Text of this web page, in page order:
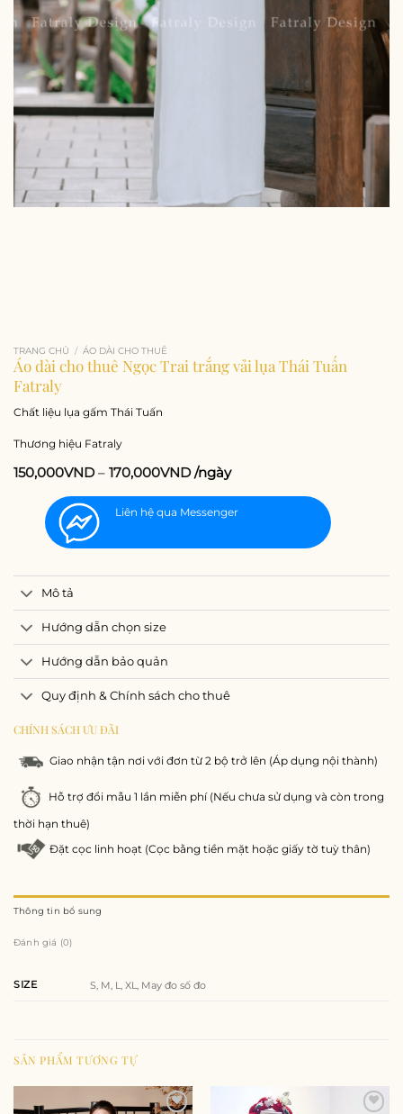
TRANG CHỦ / ÁO DÀI CHO THUÊ
Áo dài cho thuê Ngọc Trai trắng vải lụa Thái Tuấn
Fatraly
Chất liệu lụa gấm Thái Tuấn
Thương hiệu Fatraly
150,000VND– 170,000VND /ngày
Liên hệ qua Messenger
Mô tả
Hướng dẫn chọn size
Hướng dẫn bảo quản
Quy định & Chính sách cho thuê
CHÍNH SÁCH ƯU ĐÃI
Giao nhận tận nơi với đơn từ 2 bộ trở lên (Áp dụng nội thành)
Hỗ trợ đổi mẫu 1 lần miễn phí (Nếu chưa sử dụng và còn trong
thời hạn thuê)
Đặt cọc linh hoạt (Cọc bằng tiền mặt hoặc giấy tờ tuỳ thân)
Thông tin bổ sung
Đánh giá (0)
SIZE S, M, L, XL, May đo số đo
SẢN PHẨM TƯƠNG TỰ